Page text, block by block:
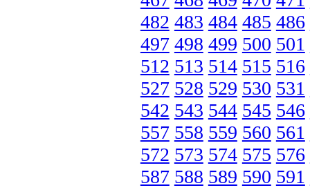
482 483 484 485 486
497 498 499 500 501
512 513 514 515 516
527 528 529 530 531
542 543 544 545 546
557 558 559 560 561
572 573 574 575 576
587 588 589 590 591